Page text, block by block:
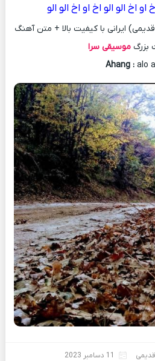
او اخ الو الو اخ او اخ الو الو
ایرانی با کیفیت بالا + متن آهنگ
بزرگ موسیقی سرا
Ahang : alo
11 دسامبر 2023